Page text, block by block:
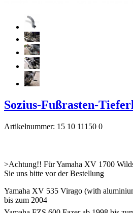
Sozius-Fußrasten-
Artikelnummer: 15 10 11150 0
>Achtung!! Für Yamaha XV 1700
Sie uns bitte vor der Bestellung
Yamaha XV 535 Virago (with
bis zum 2004